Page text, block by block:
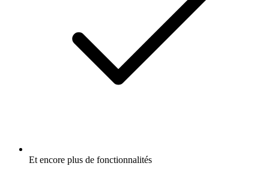
Et encore plus de fonctionnalités